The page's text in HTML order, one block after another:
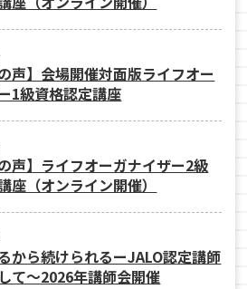
声】会場開催対面版ライフオー
1級資格認定講座
声】ライフオーガナイザー2級
座（オンライン開催）
から続けられるーJALO認定講師
て～2026年講師会開催